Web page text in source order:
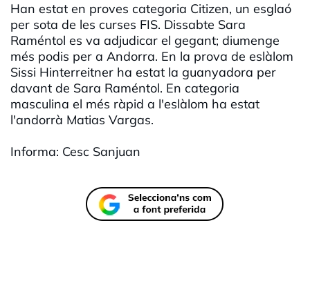
Han estat en proves categoria Citizen, un esglaó
per sota de les curses FIS. Dissabte Sara
Raméntol es va adjudicar el gegant; diumenge
més podis per a Andorra. En la prova de eslàlom
Sissi Hinterreitner ha estat la guanyadora per
davant de Sara Raméntol. En categoria
masculina el més ràpid a l'eslàlom ha estat
l'andorrà Matias Vargas.
Informa: Cesc Sanjuan